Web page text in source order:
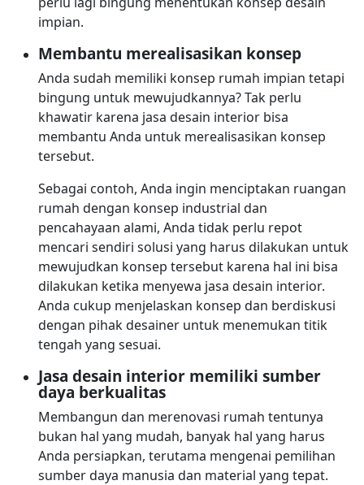
impian.
Membantu merealisasikan konsep
Anda sudah memiliki konsep rumah impian tetapi
bingung untuk mewujudkannya? Tak perlu
khawatir karena jasa desain interior bisa
membantu Anda untuk merealisasikan konsep
tersebut.
Sebagai contoh, Anda ingin menciptakan ruangan
rumah dengan konsep industrial dan
pencahayaan alami, Anda tidak perlu repot
mencari sendiri solusi yang harus dilakukan untuk
mewujudkan konsep tersebut karena hal ini bisa
dilakukan ketika menyewa jasa desain interior.
Anda cukup menjelaskan konsep dan berdiskusi
dengan pihak desainer untuk menemukan titik
tengah yang sesuai.
Jasa desain interior memiliki sumber
daya berkualitas
Membangun dan merenovasi rumah tentunya
bukan hal yang mudah, banyak hal yang harus
Anda persiapkan, terutama mengenai pemilihan
sumber daya manusia dan material yang tepat.